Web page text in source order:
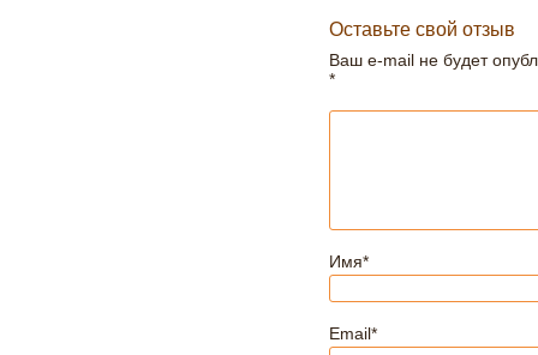
Оставьте свой отзыв
Ваш e-mail не будет
*
Имя*
Email*